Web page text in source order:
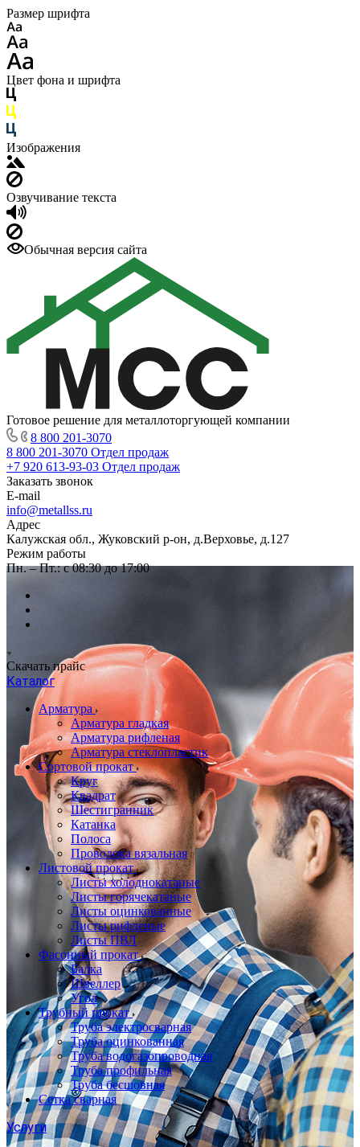
Размер шрифта
Цвет фона и шрифта
Изображения
Озвучивание текста
Обычная версия сайта
Готовое решение для металлоторгующей компании
8 800 201-3070
8 800 201-3070 Отдел продаж
+7 920 613-93-03 Отдел продаж
Заказать звонок
E-mail
info@metallss.ru
Адрес
Калужская обл., Жуковский р-он, д.Верховье, д.127
Режим работы
Пн. – Пт.: с 08:30 до 17:00
Скачать прайс
Каталог
Арматура
Арматура гладкая
Арматура рифленая
Арматура стеклопластик
Сортовой прокат
Круг
Квадрат
Шестигранник
Катанка
Полоса
Проволока вязальная
Листовой прокат
Листы холоднокатаные
Листы горячекатаные
Листы оцинкованные
Листы рифленые
Листы ПВЛ
Фасонный прокат
Балка
Швеллер
Угол
Трубный прокат
Труба электросварная
Труба оцинкованная
Труба водогазопроводная
Труба профильная
Труба бесшовная
Сетка сварная
Услуги